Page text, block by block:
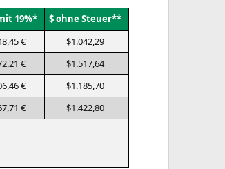
19%*
$ ohne Steuer**
€
$1.042,29
€
$1.517,64
€
$1.185,70
€
$1.422,80